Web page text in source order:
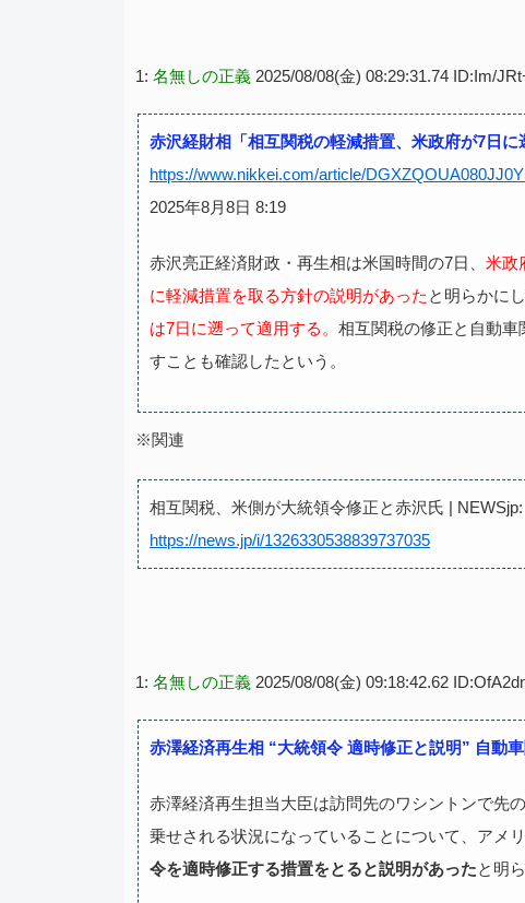
1: 名無しの正義 2025/08/08(金) 08:29:31.74 ID:Im/
赤沢経財相「相互関税の軽減措置、米政府が7日
https://www.nikkei.com/article/
2025年8月8日 8:19
赤沢亮正経済財政・再生相は米国時間の7日、 米政
に軽減措置を取る方針の説明があった と明らかにし
は7日に遡って適用する。 相互関税の修正と自動車
すことも確認したという。
※関連
相互関税、米側が大統領令修正と赤沢氏 | NEWSjp:
https://news.jp/i/1326330538839737035
1: 名無しの正義 2025/08/08(金) 09:18:42.62
赤澤経済再生相 “大統領令 適時修正と説明” 自動
赤澤経済再生担当大臣は訪問先のワシントンで先
乗せされる状況になっていることについて、アメ
令を適時修正する措置をとると説明があったと明